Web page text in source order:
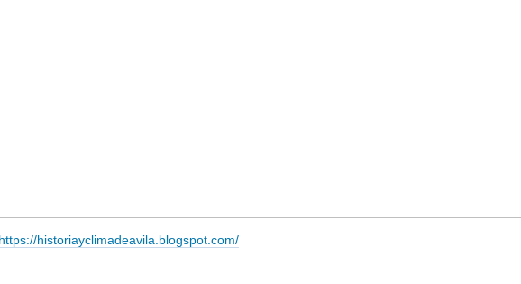
https://historiayclimadeavila.blogspot.com/